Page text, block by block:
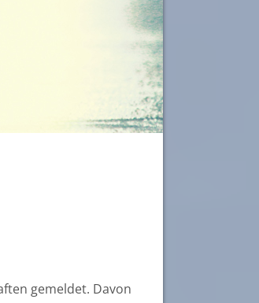
gemeldet. Davon